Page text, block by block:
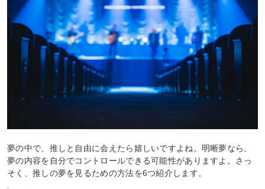
夢の中で、推しと自由に会えたら嬉しいですよね。明晰夢なら、
夢の内容を自分でコントロールできる可能性がありますよ。さっ
そく、推しの夢を見るための方法を6つ紹介します。